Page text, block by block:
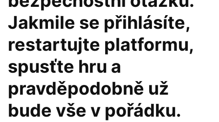
Jakmile se přihlásíte,
restartujte platformu,
spusťte hru a
pravděpodobně už
bude vše v pořádku.